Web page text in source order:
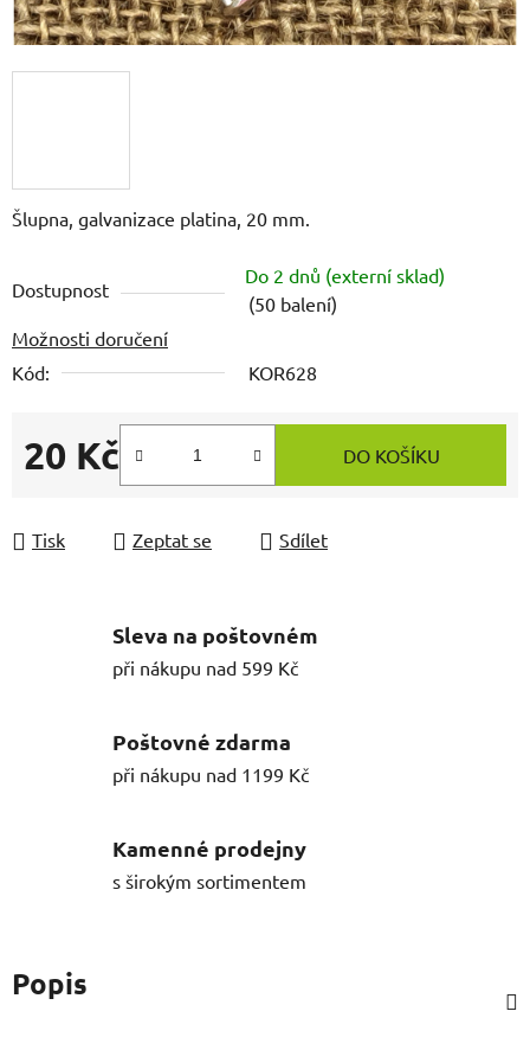
Šlupna, galvanizace platina, 20 mm.
Dostupnost
Do 2 dnů (externí sklad)
(50 balení)
Možnosti doručení
Kód:
KOR628
20 Kč
Měrná cena:
DO KOŠÍKU
Tisk Zeptat se Sdílet
Sleva na poštovném
při nákupu nad 599 Kč
Poštovné zdarma
při nákupu nad 1199 Kč
Kamenné prodejny
s širokým sortimentem
Popis